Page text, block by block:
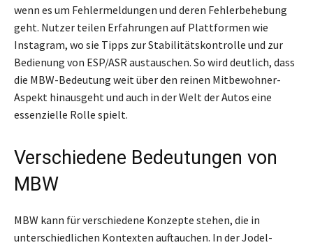
wenn es um Fehlermeldungen und deren Fehlerbehebung
geht. Nutzer teilen Erfahrungen auf Plattformen wie
Instagram, wo sie Tipps zur Stabilitätskontrolle und zur
Bedienung von ESP/ASR austauschen. So wird deutlich, dass
die MBW-Bedeutung weit über den reinen Mitbewohner-
Aspekt hinausgeht und auch in der Welt der Autos eine
essenzielle Rolle spielt.
Verschiedene Bedeutungen von
MBW
MBW kann für verschiedene Konzepte stehen, die in
unterschiedlichen Kontexten auftauchen. In der Jodel-